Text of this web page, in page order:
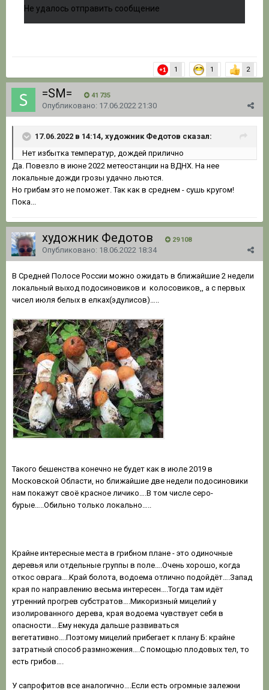
Не удалось отправить сообщение
1 1 2
=SM= 41 735
Опубликовано: 17.06.2022 21:30
17.06.2022 в 14:14, художник Федотов сказал:
Нет избытка температур, дождей прилично
Да. Повезло в июне 2022 метеостанции на ВДНХ. На нее
локальные дожди грозы удачно льются.
Но грибам это не поможет. Так как в среднем - сушь кругом!
Пока...
художник Федотов 29 108
Опубликовано: 18.06.2022 18:34
В Средней Полосе России можно ожидать в ближайшие 2 недели
локальный выход подосиновиков и колосовиков,, а с первых
чисел июля белых в елках(эдулисов)…..
Такого бешенства конечно не будет как в июле 2019 в
Московской Области, но ближайшие две недели подосиновики
нам покажут своё красное личико….В том числе серо-
бурые…..Обильно только локально…..
Крайне интересные места в грибном плане - это одиночные
деревья или отдельные группы в поле….Очень хорошо, когда
откос оврага….Край болота, водоема отлично подойдёт….Запад
края по направлению весьма интересен….Тогда там идёт
утренний прогрев субстратов….Микоризный мицелий у
изолированного дерева, края водоема чувствует себя в
опасности….Ему некуда дальше развиваться
вегетативно….Поэтому мицелий прибегает к плану Б: крайне
затратный способ размножения….С помощью плодовых тел, то
есть грибов….
У сапрофитов все аналогично….Если есть огромные залежни